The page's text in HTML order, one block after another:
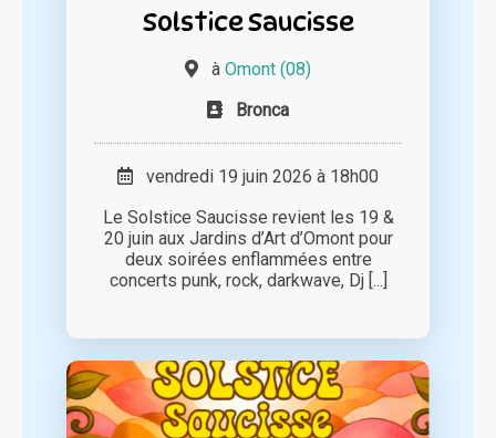
Solstice Saucisse
à Omont (08)
Bronca
vendredi 19 juin 2026 à 18h00
Le Solstice Saucisse revient les 19 &
20 juin aux Jardins d’Art d’Omont pour
deux soirées enflammées entre
concerts punk, rock, darkwave, Dj [...]